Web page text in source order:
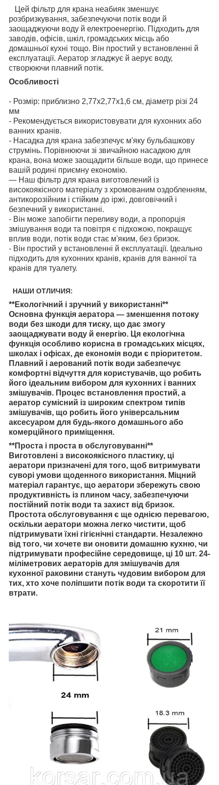
Цей фільтр для крана неабияк зменшує
розбризкування, забезпечуючи потік води й
заощаджуючи воду й електроенергію. Підходить для
заводів, офісів, шкіл, громадських місць або
домашньої кухні тощо. Він простий у встановленні й
експлуатації. Аератор згладжує й аерує воду,
створюючи плавний потік.
Особливості
- Розмір: приблизно 2,77x2,77x1,6 см, діаметр різі 24
мм
- Рекомендується використовувати для кухонних або
ванних кранів.
- Насадка для крана забезпечує м'яку бульбашкову
струмінь. Порівнюючи зі звичайною насадкою для
крана, вона може заощадити більше води, що принесе
вашій родині приємну економію.
— Наш фільтр для крана виготовлений із
високоякісного матеріалу з хромованим оздобленням,
антикорозійним і стійким до іржі, довговічний і
безпечний у використанні.
- Він може запобігти переливу води, а пропорція
змішування води та повітря є підхожою, покращує
вплив води, потік води стає м'яким, без бризок.
- Він простий у встановленні й експлуатації. Ідеально
підходить для кухонних кранів, кранів для ванної та
кранів для туалету.
НАШИ ОТЛИЧИЯ:
**Екологічний і зручний у використанні**
Основна функція аератора — зменшення потоку
води без шкоди для тиску, що дає змогу
заощаджувати воду й енергію. Ця екологічна
функція особливо корисна в громадських місцях,
школах і офісах, де економія води є пріоритетом.
Плавний і аерований потік води забезпечує
комфортні відчуття для користувачів, що робить
його ідеальним вибором для кухонних і ванних
змішувачів. Процес встановлення простий, а
аератор сумісний із широким спектром типів
змішувачів, що робить його універсальним
аксесуаром для будь-якого домашнього або
комерційного приміщення.
**Проста і проста в обслуговуванні**
Виготовлені з високоякісного пластику, ці
аератори призначені для того, щоб витримувати
суворі умови щоденного використання. Міцний
матеріал гарантує, що аератори збережуть свою
продуктивність із плином часу, забезпечуючи
постійний потік води та захист від бризок.
Простота обслуговування є ще однією перевагою,
оскільки аератори можна легко чистити, щоб
підтримувати їхні гігієнічні стандарти. Незалежно
від того, чи хочете ви оновити домашню кухню, чи
підтримувати професійне середовище, ці 10 шт. 24-
міліметрових аераторів для змішувачів для
кухонної раковини стануть чудовим вибором для
тих, хто хоче поліпшити потік води та скоротити її
втрати.